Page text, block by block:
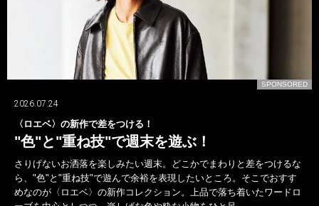
SPONSORED
2026.07.24
〈ロエベ〉の新作で差をつける！
"色"と"重ね技"で週末を遊ぶ！
さりげないお洒落を楽しみたい週末。どこかでまわりと差をつけるな
ら、"色"と"重ね技"で遊んで余裕を表現したいところ。そこでおすす
めなのが〈ロエベ〉の新作コレクション。上品で落ち着いたワードロ